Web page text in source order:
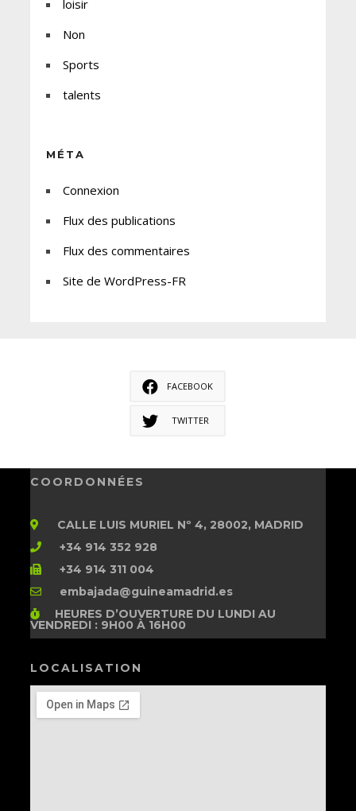
loisir
Non
Sports
talents
MÉTA
Connexion
Flux des publications
Flux des commentaires
Site de WordPress-FR
FACEBOOK
TWITTER
COORDONNÉES
CALLE LUIS MURIEL Nº 4, 28002, MADRID
+34 914 352 928
+34 914 311 004
embajada@guineamadrid.es
HEURES D’OUVERTUREDU LUNDI AU
VENDREDI : 9H00 À 16H00
LOCALISATION